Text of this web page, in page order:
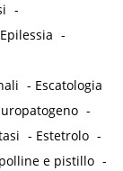
-
Epilessia -
- Escatologia
-
- Estetrolo -
e pistillo -